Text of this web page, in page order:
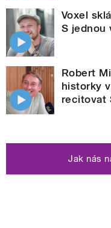
Voxel
S jednou
Robert
historky
recitovat
Jak nás